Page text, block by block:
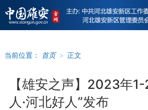
当前位置： 首页 > 正文
【雄安之声】2023年
人·河北好人”发布